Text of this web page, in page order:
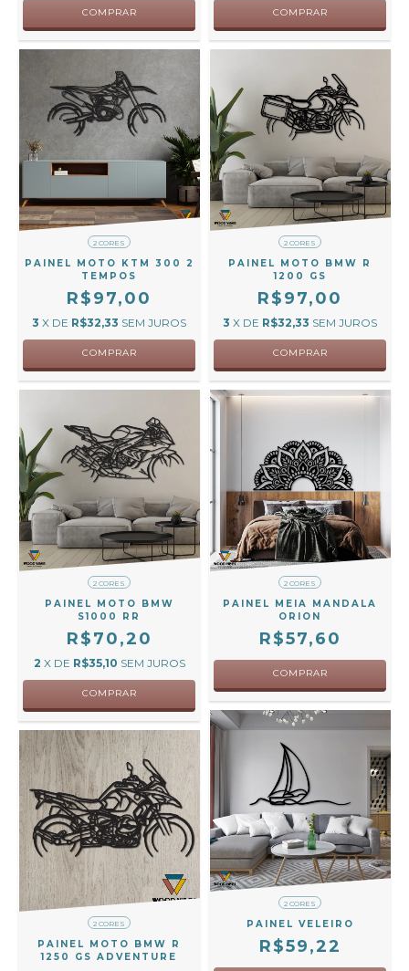
COMPRAR COMPRAR
2 CORES
PAINEL MOTO KTM 300 2
TEMPOS
R$97,00
3 X DE R$32,33 SEM JUROS
COMPRAR
2 CORES
PAINEL MOTO BMW R
1200 GS
R$97,00
3 X DE R$32,33 SEM JUROS
COMPRAR
2 CORES
PAINEL MOTO BMW
S1000 RR
R$70,20
2 X DE R$35,10 SEM JUROS
COMPRAR
2 CORES
PAINEL MEIA MANDALA
ORION
R$57,60
COMPRAR
2 CORES
PAINEL MOTO BMW R
1250 GS ADVENTURE
2 CORES
PAINEL VELEIRO
R$59,22